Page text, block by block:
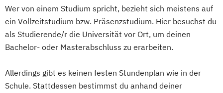
Wer von einem Studium spricht, bezieht sich meistens auf
ein Vollzeitstudium bzw. Präsenzstudium. Hier besuchst du
als Studierende/r die Universität vor Ort, um deinen
Bachelor- oder Masterabschluss zu erarbeiten.
Allerdings gibt es keinen festen Stundenplan wie in der
Schule. Stattdessen bestimmst du anhand deiner